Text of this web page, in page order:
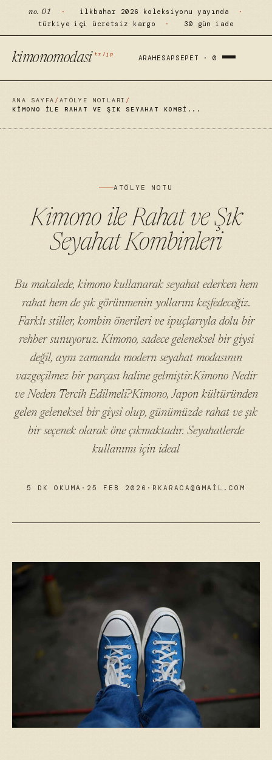
no. 01 · ilkbahar 2026 koleksiyonu yayında
·
türkiye içi ücretsiz kargo
· 30 gün iade
kimonomodasi tr/jp
ARAHESAP SEPET ·0
ANA SAYFA /ATÖLYE NOTLARI /
KIMONO ILE RAHAT VE ŞIK SEYAHAT KOMBI...
ATÖLYE NOTU
Kimono ile Rahat ve Şık
Seyahat Kombinleri
Bu makalede, kimono kullanarak seyahat ederken hem
rahat hem de şık görünmenin yollarını keşfedeceğiz.
Farklı stiller, kombin önerileri ve ipuçlarıyla dolu bir
rehber sunuyoruz. Kimono, sadece geleneksel bir giysi
değil, aynı zamanda modern seyahat modasının
vazgeçilmez bir parçası haline gelmiştir.Kimono Nedir
ve Neden Tercih Edilmeli?Kimono, Japon kültüründen
gelen geleneksel bir giysi olup, günümüzde rahat ve şık
bir seçenek olarak öne çıkmaktadır. Seyahatlerde
kullanımı için ideal
5 DK OKUMA · 25 FEB 2026 · RKARACA@GMAIL.COM